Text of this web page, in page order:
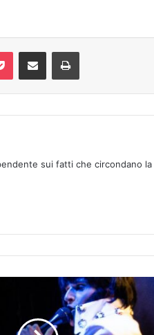
sui fatti che circondano la